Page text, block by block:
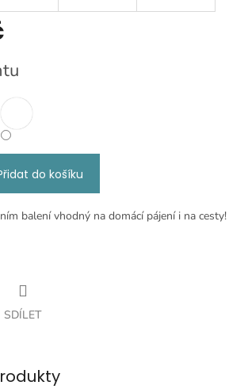
do košíku
balení vhodný na domácí pájení i na cesty!
SDÍLET